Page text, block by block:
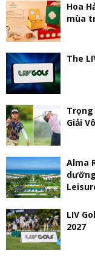
Hoa
mùa
The
Trọng
Giải
Alma
LIV
2027